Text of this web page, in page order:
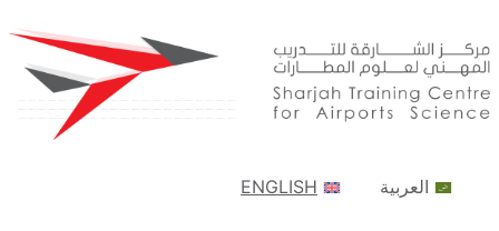
إلى
المحتوى
العربية ENGLISH